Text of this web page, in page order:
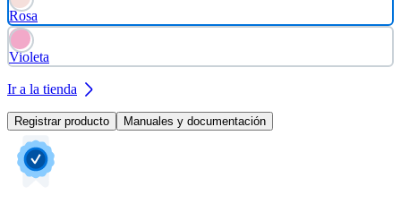
Rosa
Violeta
Ir a la tienda
Registrar producto Manuales y documentación